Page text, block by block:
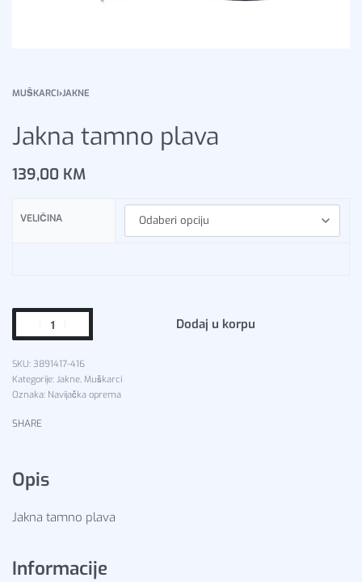
MUŠKARCI›JAKNE
Jakna tamno plava
139,00 KM
VELIČINA
Dodaj u korpu
3891417-416
Kategorije: Jakne, Muškarci
Oznaka: Navijačka oprema
SHARE
Opis
Jakna tamno plava
Informacije